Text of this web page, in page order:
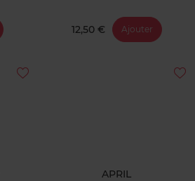
12,50 € Ajouter
APRIL